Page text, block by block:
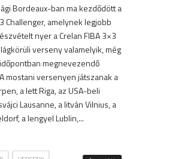
Bordeaux-ban ma kezdődött a
Challenger, amelynek legjobb
nyer a Crelan FIBA 3×3
verseny valamelyik, még
megnevezendő
mostani versenyen játszanak a
a lett Riga, az USA-beli
Lausanne, a litván Vilnius, a
a lengyel Lublin,...